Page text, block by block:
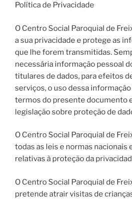
Política de Privacidade
O Centro Social Paroquial de
a sua privacidade e protege as
que lhe forem transmitidas.
necessária informação pessoal
titulares de dados, para efeitos
serviços, o uso dessa
termos do presente documento
legislação sobre proteção de
O Centro Social Paroquial de
todas as leis e normas nacionais
relativas à proteção da
O Centro Social Paroquial de
pretende atrair visitas de